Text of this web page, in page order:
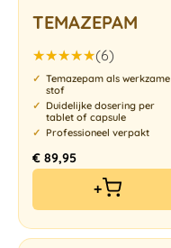
TEMAZEPAM
Gewaardeerd
5.00uit 5
(6)
Temazepam als werkzame
stof
Duidelijke dosering per
tablet of capsule
Professioneel verpakt
€ 89,95
+